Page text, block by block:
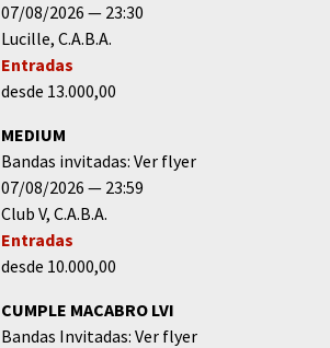
07/08/2026
23:30
Lucille C.A.B.A.
Entradas
desde 13.000,00
MEDIUM
Bandas invitadas: Ver flyer
07/08/2026
23:59
Club V C.A.B.A.
Entradas
desde 10.000,00
CUMPLE MACABRO LVI
Bandas Invitadas: Ver flyer